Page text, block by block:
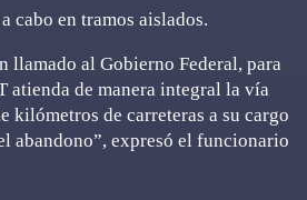
cabo en tramos aislados.
llamado al Gobierno Federal, para
atienda de manera integral la vía
kilómetros de carreteras a su cargo
abandono”, expresó el funcionario